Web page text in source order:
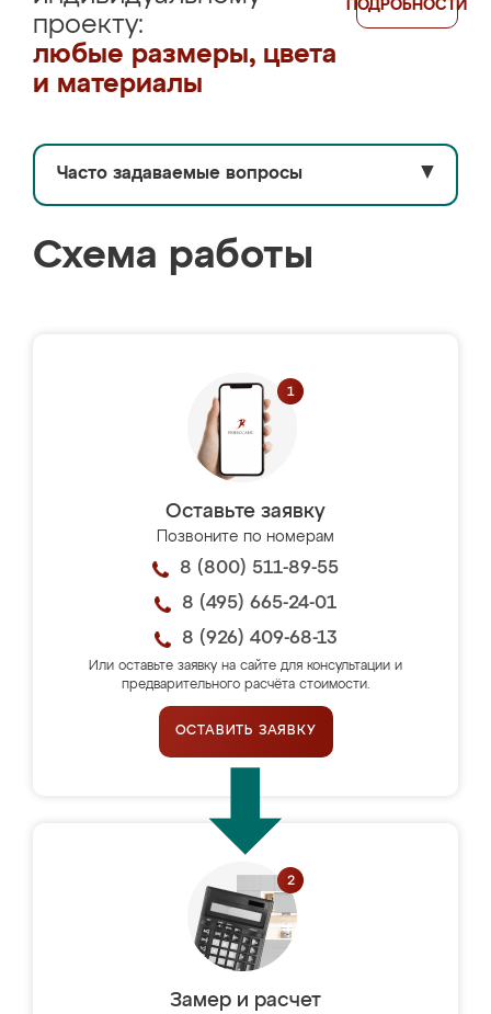
проекту:
любые размеры, цвета
и материалы
ПОДРОБНОСТИ
Часто задаваемые вопросы ▼
Схема работы
Оставьте заявку
Позвоните по номерам
8 (800) 511-89-55
8 (495) 665-24-01
8 (926) 409-68-13
Или оставьте заявку на сайте для консультации и
предварительного расчёта стоимости.
ОСТАВИТЬ ЗАЯВКУ
Замер и расчет